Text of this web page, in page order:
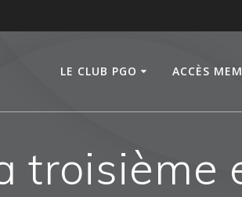
LE CLUB PGO ACCÈS
troisième